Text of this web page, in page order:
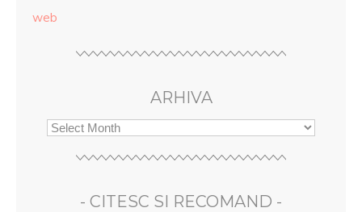
web
ARHIVA
- CITESC SI RECOMAND -